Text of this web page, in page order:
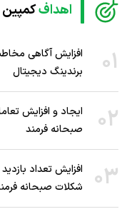
اهدافکمپین
01
افزایش آگاهی
برندینگ دیجیتال
02
ایجاد و افزایش
صبحانه فرمند
03
افزایش تعداد
شکلات صبحانه